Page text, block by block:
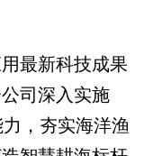
最新科技成果
司深入实施
，夯实海洋渔